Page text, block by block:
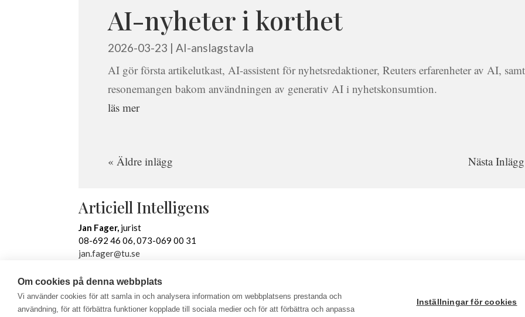
AI-nyheter i korthet
2026-03-23 |AI-anslagstavla
AI gör första artikelutkast, AI-assistent för nyhetsredaktioner, Reuters erfarenheter av AI, samt
resonemangen bakom användningen av generativ AI i nyhetskonsumtion.
läs mer
« Äldre inlägg Nästa
Articiell Intelligens
Jan Fager, jurist
08-692 46 06, 073-069 00 31
jan.fager@tu.se
Per Hultengård,
08-692 46 46, 070-815 75 29
per.hultengard@tu.se
Om cookies på denna webbplats
Vi använder cookies för att samla in och analysera information om webbplatsens prestanda och
användning, för att förbättra funktioner kopplade till sociala medier och för att förbättra och anpassa
Inställningar för cookies